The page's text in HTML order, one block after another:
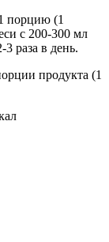
порцию (1
с 200-300 мл
раза в день.
продукта (1